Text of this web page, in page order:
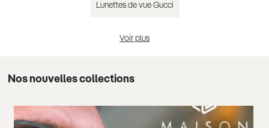
Lunettes de vue Gucci
Lunettes de vue Chloé
Lunettes de vue Guess
Lunettes de vue femme tendance 2025
Voir plus
Nos nouvelles collections